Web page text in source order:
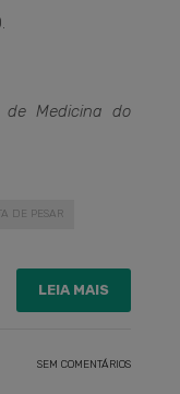
de Medicina do
DE PESAR
LEIA MAIS
SEM COMENTÁRIOS